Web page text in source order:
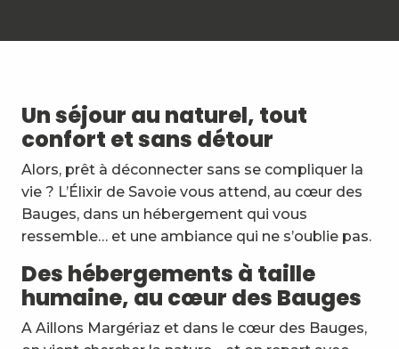
Un séjour au naturel, tout
confort et sans détour
Alors, prêt à déconnecter sans se compliquer la
vie ? L’Élixir de Savoie vous attend, au cœur des
Bauges, dans un hébergement qui vous
ressemble… et une ambiance qui ne s’oublie pas.
Des hébergements à taille
humaine, au cœur des Bauges
A Aillons Margériaz et dans le cœur des Bauges,